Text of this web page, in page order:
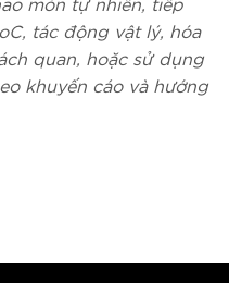
tác động vật lý, hóa
quan, hoặc sử dụng
khuyến cáo và hướng